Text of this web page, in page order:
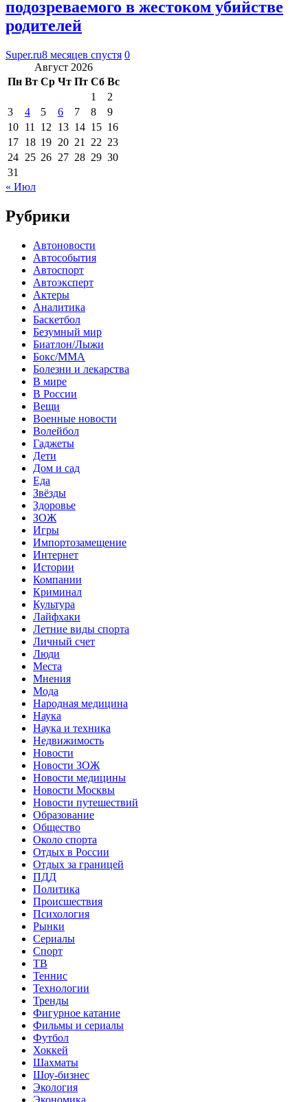
подозреваемого в жестоком убийстве
родителей
Super.ru8 месяцев спустя 0
Август 2026
Пн Вт Ср Чт Пт Сб Вс
1
2
3
4 5 6 7 8
9
10 11 12 13 14 15 16
17 18 19 20 21 22 23
24 25 26 27 28 29 30
31
« Июл
Рубрики
Автоновости
Автособытия
Автоспорт
Автоэксперт
Актеры
Аналитика
Баскетбол
Безумный мир
Биатлон/Лыжи
Бокс/MMA
Болезни и лекарства
В мире
В России
Вещи
Военные новости
Волейбол
Гаджеты
Дети
Дом и сад
Еда
Звёзды
Здоровье
ЗОЖ
Игры
Импортозамещение
Интернет
Истории
Компании
Криминал
Культура
Лайфхаки
Летние виды спорта
Личный счет
Люди
Места
Мнения
Мода
Народная медицина
Наука
Наука и техника
Недвижимость
Новости
Новости ЗОЖ
Новости медицины
Новости Москвы
Новости путешествий
Образование
Общество
Около спорта
Отдых в России
Отдых за границей
ПДД
Политика
Происшествия
Психология
Рынки
Сериалы
Спорт
ТВ
Теннис
Технологии
Тренды
Фигурное катание
Фильмы и сериалы
Футбол
Хоккей
Шахматы
Шоу-бизнес
Экология
Экономика